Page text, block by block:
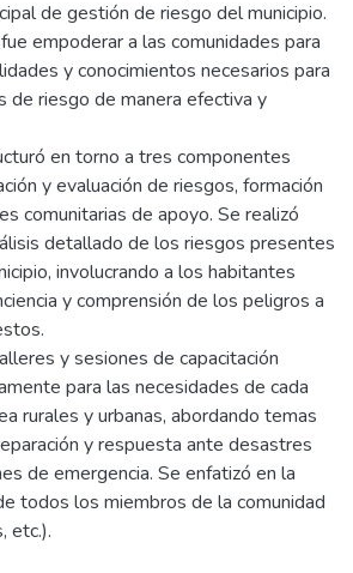
de gestión de riesgo del municipio.
empoderar a las comunidades para
y conocimientos necesarios para
de riesgo de manera efectiva y
en torno a tres componentes
y evaluación de riesgos, formación
comunitarias de apoyo. Se realizó
detallado de los riesgos presentes
involucrando a los habitantes
y comprensión de los peligros a
y sesiones de capacitación
para las necesidades de cada
rurales y urbanas, abordando temas
y respuesta ante desastres
de emergencia. Se enfatizó en la
todos los miembros de la comunidad
etc.).